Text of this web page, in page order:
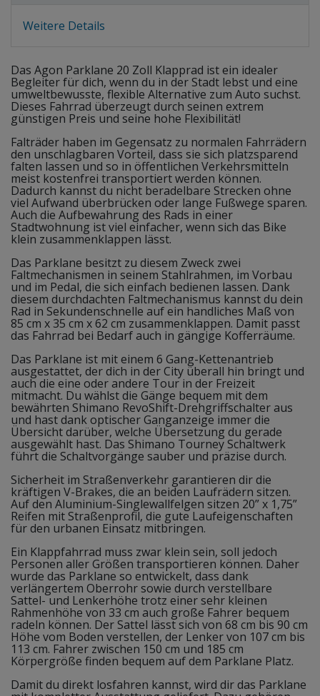
Weitere Details
Das Agon Parklane 20 Zoll Klapprad ist ein idealer
Begleiter für dich, wenn du in der Stadt lebst und eine
umweltbewusste, flexible Alternative zum Auto suchst.
Dieses Fahrrad überzeugt durch seinen extrem
günstigen Preis und seine hohe Flexibilität!
Falträder haben im Gegensatz zu normalen Fahrrädern
den unschlagbaren Vorteil, dass sie sich platzsparend
falten lassen und so in öffentlichen Verkehrsmitteln
meist kostenfrei transportiert werden können.
Dadurch kannst du nicht beradelbare Strecken ohne
viel Aufwand überbrücken oder lange Fußwege sparen.
Auch die Aufbewahrung des Rads in einer
Stadtwohnung ist viel einfacher, wenn sich das Bike
klein zusammenklappen lässt.
Das Parklane besitzt zu diesem Zweck zwei
Faltmechanismen in seinem Stahlrahmen, im Vorbau
und im Pedal, die sich einfach bedienen lassen. Dank
diesem durchdachten Faltmechanismus kannst du dein
Rad in Sekundenschnelle auf ein handliches Maß von
85 cm x 35 cm x 62 cm zusammenklappen. Damit passt
das Fahrrad bei Bedarf auch in gängige Kofferräume.
Das Parklane ist mit einem 6 Gang-Kettenantrieb
ausgestattet, der dich in der City überall hin bringt und
auch die eine oder andere Tour in der Freizeit
mitmacht. Du wählst die Gänge bequem mit dem
bewährten Shimano RevoShift-Drehgriffschalter aus
und hast dank optischer Ganganzeige immer die
Übersicht darüber, welche Übersetzung du gerade
ausgewählt hast. Das Shimano Tourney Schaltwerk
führt die Schaltvorgänge sauber und präzise durch.
Sicherheit im Straßenverkehr garantieren dir die
kräftigen V-Brakes, die an beiden Laufrädern sitzen.
Auf den Aluminium-Singlewallfelgen sitzen 20” x 1,75”
Reifen mit Straßenprofil, die gute Laufeigenschaften
für den urbanen Einsatz mitbringen.
Ein Klappfahrrad muss zwar klein sein, soll jedoch
Personen aller Größen transportieren können. Daher
wurde das Parklane so entwickelt, dass dank
verlängertem Oberrohr sowie durch verstellbare
Sattel- und Lenkerhöhe trotz einer sehr kleinen
Rahmenhöhe von 33 cm auch große Fahrer bequem
radeln können. Der Sattel lässt sich von 68 cm bis 90 cm
Höhe vom Boden verstellen, der Lenker von 107 cm bis
113 cm. Fahrer zwischen 150 cm und 185 cm
Körpergröße finden bequem auf dem Parklane Platz.
Damit du direkt losfahren kannst, wird dir das Parklane